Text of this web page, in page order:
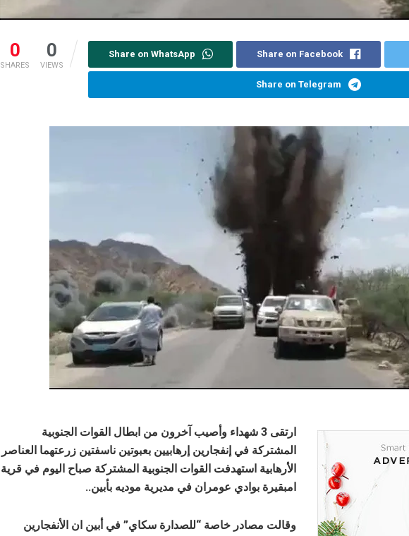
0
SHARES
0
VIEWS
Share on Facebook
Share on WhatsApp
Share on Telegram
ارتقى 3 شهداء وأصيب آخرون من ابطال القوات الجنوبية
المشتركة في إنفجارين إرهابيين بعبوتين ناسفتين زرعتهما العناصر
الأرهابية استهدفت القوات الجنوبية المشتركة صباح اليوم في قرية
امبقيرة بوادي عومران في مديرية موديه بأبين..
وقالت مصادر خاصة “للصدارة سكاي” في أبين ان الأنفجارين